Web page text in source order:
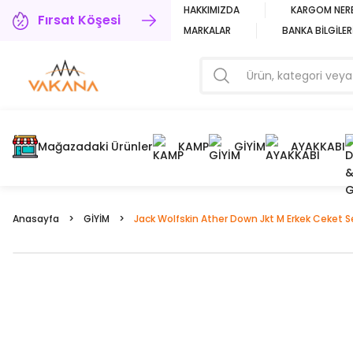
Fırsat Köşesi
HAKKIMIZDA
KARGOM
MARKALAR
BANKA
Mağazadaki Ürünler KAMP GİYİM AYAKKABI
Anasayfa GİYİM Jack Wolfskin Ather Down Jkt M Erkek Ceket